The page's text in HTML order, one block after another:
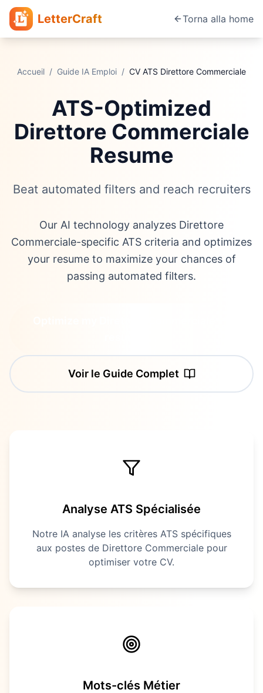
LetterCraft Torna alla home
Accueil / Guide IA Emploi / CV ATS Direttore Commerciale
ATS-Optimized
Direttore Commerciale
Resume
Beat automated filters and reach recruiters
Our AI technology analyzes Direttore
Commerciale-specific ATS criteria and optimizes
your resume to maximize your chances of
passing automated filters.
Voir le Guide Complet
Analyse ATS Spécialisée
Notre IA analyse les critères ATS spécifiques
aux postes de Direttore Commercialepour
optimiser votre CV.
Mots-clés Métier